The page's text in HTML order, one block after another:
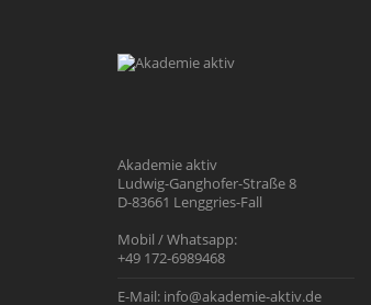
Akademie aktiv
Ludwig-Ganghofer-Straße 8
D-83661 Lenggries-Fall
Mobil / Whatsapp:
+49 172-6989468
E-Mail: info@akademie-aktiv.de